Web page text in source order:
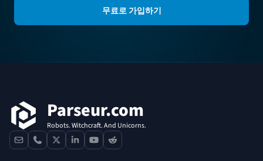
무료로 가입하기
Parseur.com
Robots. Witchcraft. And Unicorns.
contactphone
x linkedinyoutube
reddit